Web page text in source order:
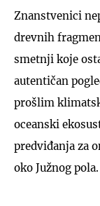
Znanstvenici
drevnih
smetnji koje
autentičan
prošlim
oceanski
predviđanja za
oko Južnog pola.